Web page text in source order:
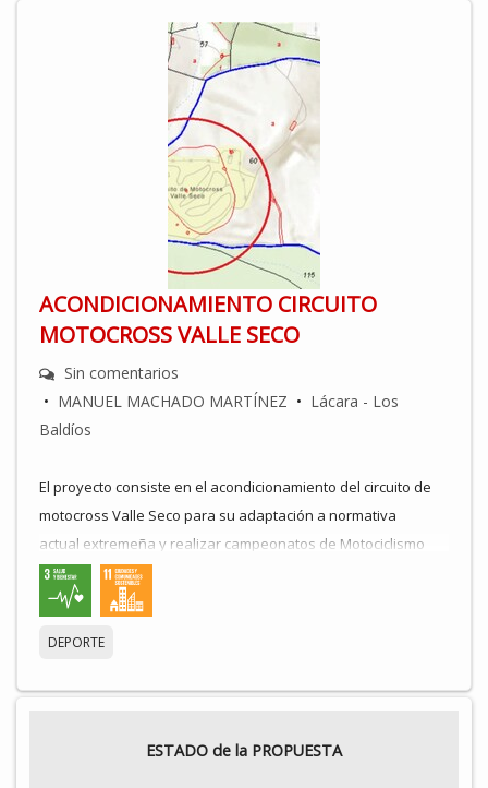
ACONDICIONAMIENTO CIRCUITO
MOTOCROSS VALLE SECO
Sin comentarios
• MANUEL MACHADO MARTÍNEZ • Lácara - Los
Baldíos
El proyecto consiste en el acondicionamiento del circuito de
motocross Valle Seco para su adaptación a normativa
actual extremeña y realizar campeonatos de Motociclismo
modalidad Enduro y cross country así como otros disciplinas
deportivas.
Dichas obras consiste en :cerramiento perimetral , torre de
Realización de actividades deportivas y de ocio con
DEPORTE
ESTADO de la PROPUESTA